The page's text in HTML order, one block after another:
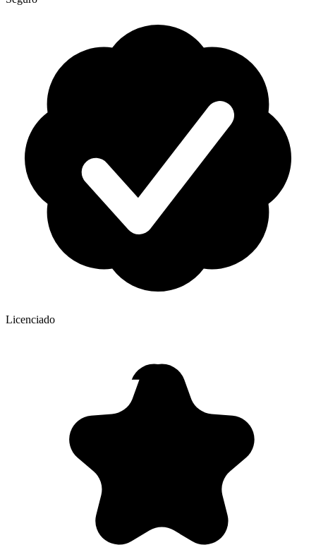
Licenciado